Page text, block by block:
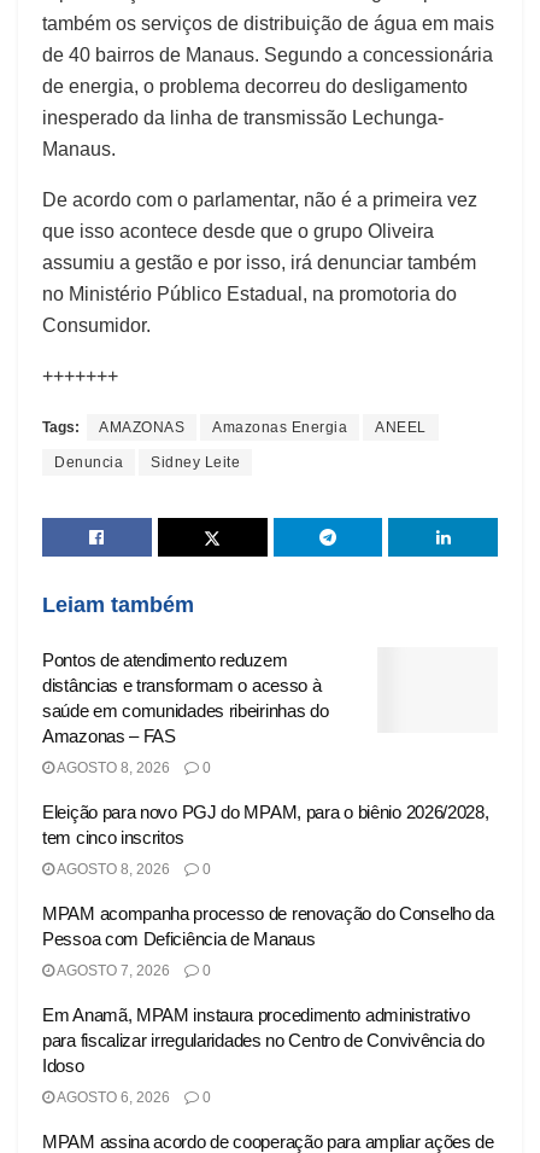
também os serviços de distribuição de água em mais
de 40 bairros de Manaus. Segundo a concessionária
de energia, o problema decorreu do desligamento
inesperado da linha de transmissão Lechunga-
Manaus.
De acordo com o parlamentar, não é a primeira vez
que isso acontece desde que o grupo Oliveira
assumiu a gestão e por isso, irá denunciar também
no Ministério Público Estadual, na promotoria do
Consumidor.
+++++++
Tags: AMAZONAS Amazonas Energia ANEEL
Denuncia Sidney Leite
Leiam também
Pontos de atendimento reduzem
distâncias e transformam o acesso à
saúde em comunidades ribeirinhas do
Amazonas – FAS
AGOSTO 8, 2026 0
Eleição para novo PGJ do MPAM, para o biênio 2026/2028,
tem cinco inscritos
AGOSTO 8, 2026 0
MPAM acompanha processo de renovação do Conselho da
Pessoa com Deficiência de Manaus
AGOSTO 7, 2026 0
Em Anamã, MPAM instaura procedimento administrativo
para fiscalizar irregularidades no Centro de Convivência do
Idoso
AGOSTO 6, 2026 0
MPAM assina acordo de cooperação para ampliar ações de